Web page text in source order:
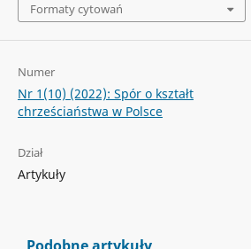
Formaty cytowań
Numer
Nr 1(10) (2022): Spór o kształt
chrześciaństwa w Polsce
Dział
Artykuły
Podobne artykuły